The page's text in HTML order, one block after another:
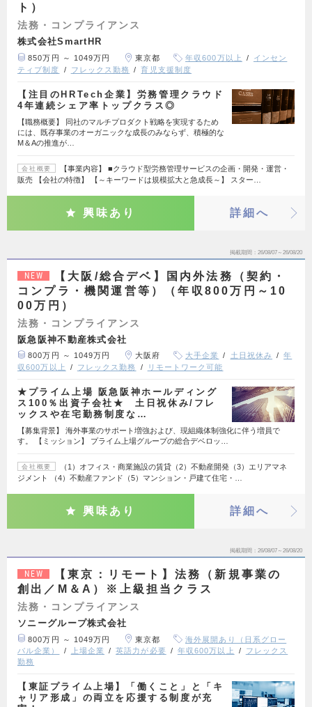
ト）
法務・コンプライアンス
株式会社SmartHR
850万円 ～ 1049万円 東京都 年収600万以上
インセン
ティブ制度
フレックス勤務 育児支援制度
【注目のHRTech企業】労務管理クラウド
4年連続シェア率トップクラス◎
【職務概要】 同社のマルチプロダクト戦略を実現するため
には、既存事業のオーガニックな成長のみならず、積極的な
M＆Aの推進が…
会社概要
【事業内容】 ■クラウド型労務管理サービスの企画・開発・運営・
販売 【会社の特徴】 【～キーワードは規模拡大と急成長～】 スター…
興味あり 詳細へ
掲載期間 26/08/07～26/08/20
NEW
【大阪/総合デベ】国内外法務（契約・
コンプラ・機関運営等）（年収800万円～10
00万円）
法務・コンプライアンス
阪急阪神不動産株式会社
800万円 ～ 1049万円 大阪府 大手企業 土日祝休み
年
収600万以上
フレックス勤務 リモートワーク可能
★プライム上場 阪急阪神ホールディング
ス100％出資子会社★ 土日祝休み/フレ
ックスや在宅勤務制度な…
【募集背景】 海外事業のサポート増強および、現組織体制強化に伴う増員で
す。 【ミッション】 プライム上場グループの総合デベロッ…
会社概要
（1）オフィス・商業施設の賃貸（2）不動産開発（3）エリアマネ
ジメント （4）不動産ファンド（5）マンション・戸建て住宅・…
興味あり 詳細へ
掲載期間 26/08/07～26/08/20
NEW
【東京：リモート】法務（新規事業の
創出／M＆A）※上級担当クラス
法務・コンプライアンス
ソニーグループ株式会社
800万円 ～ 1049万円 東京都
海外展開あり（日系グロー
バル企業）
上場企業 英語力が必要 年収600万以上
フレックス
勤務
【東証プライム上場】「働くこと」と「キ
ャリア形成」の両立を応援する制度が充